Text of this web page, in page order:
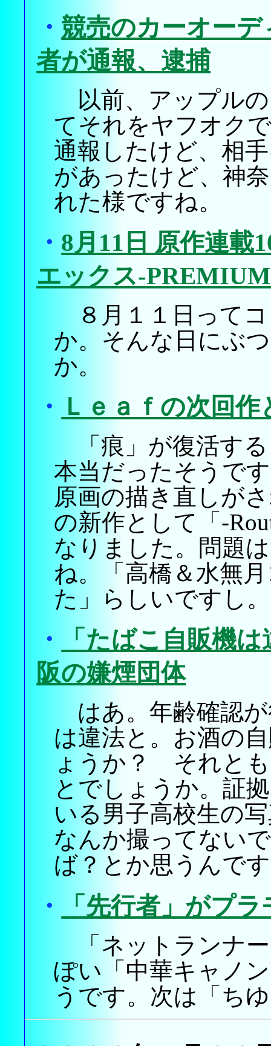
・ 競売のカーオー
者が通報、逮捕
以前、アップル
てそれをヤフオク
通報したけど、相
があったけど、神
れた様ですね。
・ 8月11日 原作連
エックス-
８月１１日って
か。そんな日にぶ
か。
・ Ｌｅａｆの次回作
「痕」が復活す
本当だったそうで
原画の描き直しが
の新作として「-
なりました。問題
ね。「高橋＆水無
た」らしいですし。
・
「たばこ自販機
阪の嫌煙団体
はあ。年齢確認
は違法と。お酒の
ょうか？ それと
とでしょうか。証
いる男子高校生の
なんか撮ってない
ば？とか思うんで
・ 「先行者」がプ
「ネットランナ
ぽい「中華キャノ
うです。次は「ち